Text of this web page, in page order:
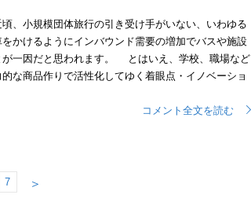
、小規模団体旅行の引き受け手がいない、いわゆる
かけるようにインバウンド需要の増加でバスや施設
が一因だと思われます。 とはいえ、学校、職場など
な商品作りで活性化してゆく着眼点・イノベーショ
コメント全文を読む
7 ＞